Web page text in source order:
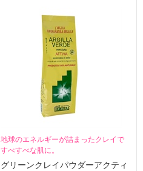
地球のエネルギーが詰まったクレイで
すべすべな肌に。
グリーンクレイパウダーアクティ